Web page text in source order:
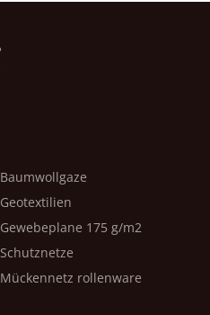
Baumwollgaze
Geotextilien
Gewebeplane 175 g/m2
Schutznetze
Mückennetz rollenware